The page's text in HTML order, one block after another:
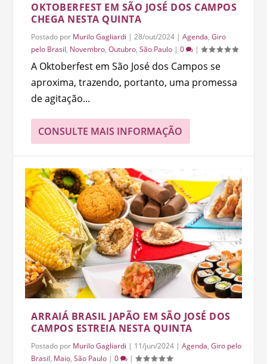
OKTOBERFEST EM SÃO JOSÉ DOS CAMPOS
CHEGA NESTA QUINTA
Postado por Murilo Gagliardi |28/out/2024 |Agenda,Giro
pelo Brasil, Novembro,Outubro,São Paulo |0 |
A Oktoberfest em São José dos Campos se
aproxima, trazendo, portanto, uma promessa
de agitação...
CONSULTE MAIS INFORMAÇÃO
ARRAIÁ BRASIL JAPÃO EM SÃO JOSÉ DOS
CAMPOS ESTREIA NESTA QUINTA
Postado por Murilo Gagliardi | 11/jun/2024 |Agenda,Giro pelo
Brasil, Maio,São Paulo |0 |